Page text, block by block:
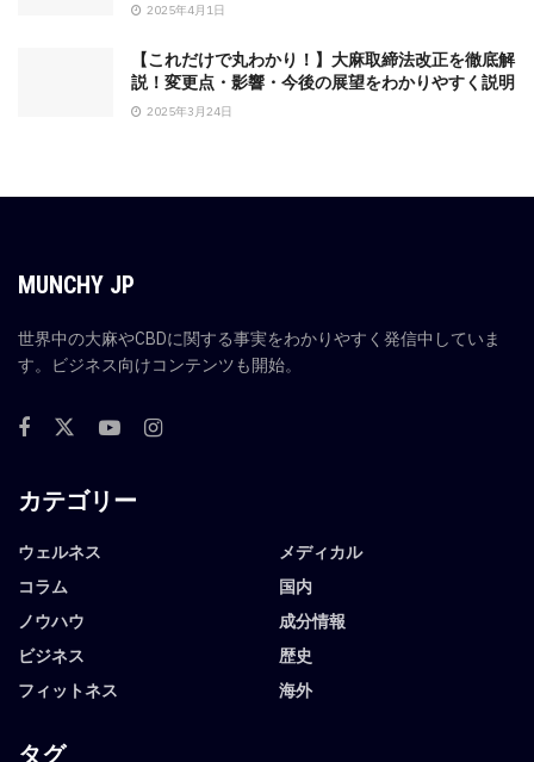
2025年4月1日
【これだけで丸わかり！】大麻取締法改正を徹底解
説！変更点・影響・今後の展望をわかりやすく説明
2025年3月24日
MUNCHY JP
世界中の大麻やCBDに関する事実をわかりやすく発信中していま
す。ビジネス向けコンテンツも開始。
カテゴリー
ウェルネス
コラム
ノウハウ
ビジネス
フィットネス
メディカル
国内
成分情報
歴史
海外
タグ